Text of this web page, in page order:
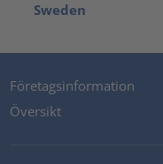
Sweden
Företagsinformation
Översikt